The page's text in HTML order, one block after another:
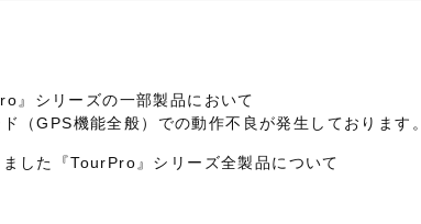
』シリーズの一部製品において
（GPS機能全般）での動作不良が発生しております。
した『TourPro』シリーズ全製品について